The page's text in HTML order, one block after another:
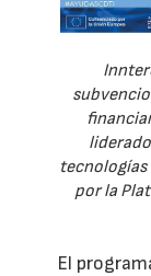
por la
El